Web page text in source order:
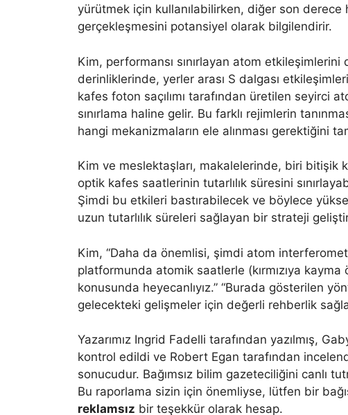
yürütmek için kullanılabilirken, diğer son
gerçekleşmesini potansiyel olarak bilgilendirir.
Kim, performansı sınırlayan atom etkileşimlerini
derinliklerinde, yerler arası S dalgası
kafes foton saçılımı tarafından üretilen seyirci
sınırlama haline gelir. Bu farklı rejimlerin
hangi mekanizmaların ele alınması gerektiğini
Kim ve meslektaşları, makalelerinde, biri bitişik
optik kafes saatlerinin tutarlılık süresini
Şimdi bu etkileri bastırabilecek ve böylece
uzun tutarlılık süreleri sağlayan bir strateji
Kim, “Daha da önemlisi, şimdi atom
platformunda atomik saatlerle (kırmızıya kayma
konusunda heyecanlıyız.” “Burada gösterilen
gelecekteki gelişmeler için değerli rehberlik
Yazarımız Ingrid Fadelli tarafından yazılmış,
kontrol edildi ve Robert Egan tarafından
sonucudur. Bağımsız bilim gazeteciliğini canlı
Bu raporlama sizin için önemliyse, lütfen bir
reklamsız bir teşekkür olarak hesap.